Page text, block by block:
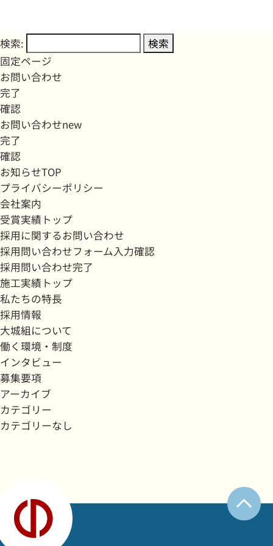
検索:
固定ページ
お問い合わせ
完了
確認
お問い合わせnew
完了
確認
お知らせTOP
プライバシーポリシー
会社案内
受賞実績トップ
採用に関するお問い合わせ
採用問い合わせフォーム入力確認
採用問い合わせ完了
施工実績トップ
私たちの特長
採用情報
大城組について
働く環境・制度
インタビュー
募集要項
アーカイブ
カテゴリー
カテゴリーなし